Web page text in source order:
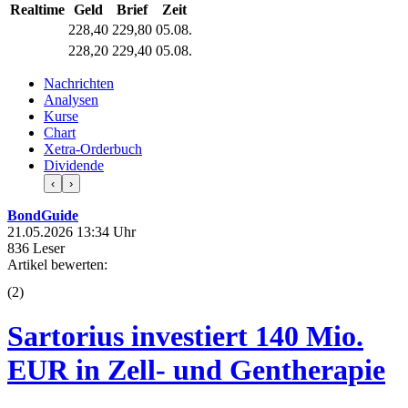
Realtime Geld Brief
Zeit
228,40 229,80 05.08.
228,20 229,40 05.08.
Nachrichten
Analysen
Kurse
Chart
Xetra-Orderbuch
Dividende
‹ ›
BondGuide
21.05.2026 13:34 Uhr
836 Leser
Artikel bewerten:
(2)
Sartorius investiert 140 Mio.
EUR in Zell- und Gentherapie